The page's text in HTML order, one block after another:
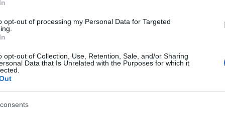
opt-out of processing my Personal Data for Targeted
opt-out of Collection, Use, Retention, Sale, and/or Sharing
Data that Is Unrelated with the Purposes for which it